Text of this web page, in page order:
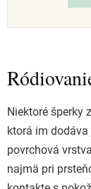
Niektoré šperky
ktorá im
povrchová
najmä pri